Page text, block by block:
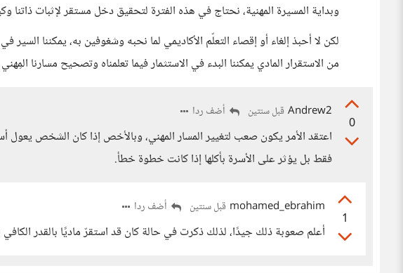
وبداية المسيرة المهنية، نحتاج في هذه الفترة لتحقيق دخل مستقر لإثبات ذاتنا
لكن لا أحبذ إلغاء أو إقصاء التعلّم الأكاديمي لما نحبه وشغوفين به، يمكننا
من الاستقرار المادي يمكننا البدء في الاستثمار فيما تعلمناه وتصحيح مسارنا
0
Andrew2 قبل سنتين أضف ردا
اعتقد الأمر يكون صعب لتغيير المسار المهني، وبالأخص إذا كان الشخص يعول
فقط بل يؤثر على الأسرة بأكلها إذا كانت خطوة خطأ.
1
mohamed_ebrahim قبل سنتين أضف ردا
أعلم صعوبة ذلك جيدًا، لذلك ذكرت في حالة كان قد استقرّ ماديًا بالقدر